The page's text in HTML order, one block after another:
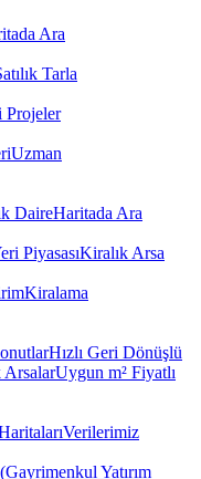
Ara
Tarla
Projeler
Uzman
DaireHaritada Ara
PiyasasıKiralık Arsa
Kiralama
Hızlı Geri Dönüşlü
ArsalarUygun m² Fiyatlı
Verilerimiz
Yatırım